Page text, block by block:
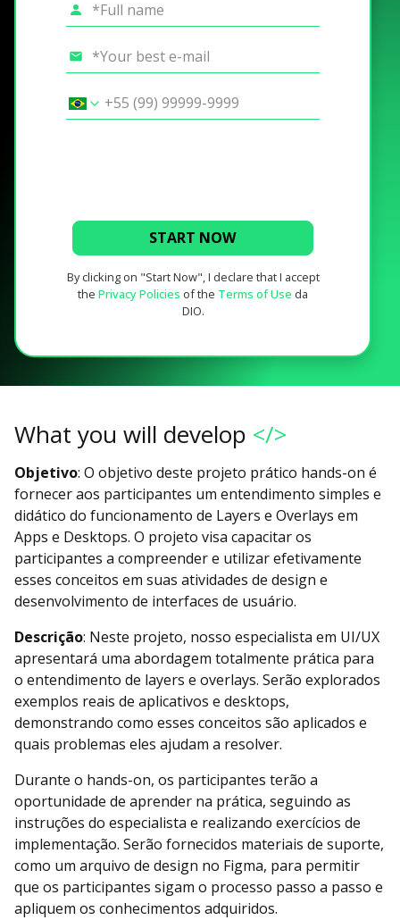
START NOW
By clicking on "Start Now", I declare that I accept
the Privacy Policies of the Terms of Use da
DIO.
What you will develop </>
Objetivo: O objetivo deste projeto prático hands-on é
fornecer aos participantes um entendimento simples e
didático do funcionamento de Layers e Overlays em
Apps e Desktops. O projeto visa capacitar os
participantes a compreender e utilizar efetivamente
esses conceitos em suas atividades de design e
desenvolvimento de interfaces de usuário.
Descrição: Neste projeto, nosso especialista em UI/UX
apresentará uma abordagem totalmente prática para
o entendimento de layers e overlays. Serão explorados
exemplos reais de aplicativos e desktops,
demonstrando como esses conceitos são aplicados e
quais problemas eles ajudam a resolver.
Durante o hands-on, os participantes terão a
oportunidade de aprender na prática, seguindo as
instruções do especialista e realizando exercícios de
implementação. Serão fornecidos materiais de suporte,
como um arquivo de design no Figma, para permitir
que os participantes sigam o processo passo a passo e
apliquem os conhecimentos adquiridos.